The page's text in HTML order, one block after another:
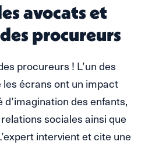
avocats et
procureurs
procureurs ! L’un des
écrans ont un impact
des enfants,
sociales ainsi que
intervient et cite une